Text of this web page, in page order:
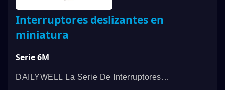
Interruptores deslizantes en
miniatura
Serie 6M
DAILYWELL La Serie De Interruptores